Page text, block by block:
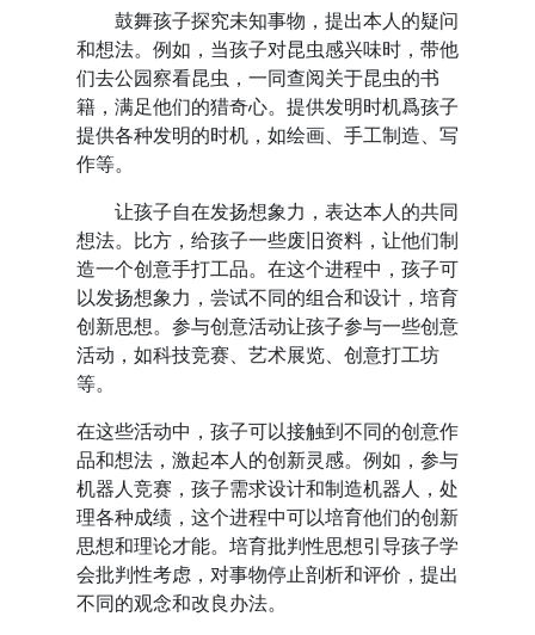
鼓舞孩子探究未知事物，提出本人的疑问
和想法。例如，当孩子对昆虫感兴味时，带他
们去公园察看昆虫，一同查阅关于昆虫的书
籍，满足他们的猎奇心。提供发明时机爲孩子
提供各种发明的时机，如绘画、手工制造、写
作等。
让孩子自在发扬想象力，表达本人的共同
想法。比方，给孩子一些废旧资料，让他们制
造一个创意手打工品。在这个进程中，孩子可
以发扬想象力，尝试不同的组合和设计，培育
创新思想。参与创意活动让孩子参与一些创意
活动，如科技竞赛、艺术展览、创意打工坊
等。
在这些活动中，孩子可以接触到不同的创意作
品和想法，激起本人的创新灵感。例如，参与
机器人竞赛，孩子需求设计和制造机器人，处
理各种成绩，这个进程中可以培育他们的创新
思想和理论才能。培育批判性思想引导孩子学
会批判性考虑，对事物停止剖析和评价，提出
不同的观念和改良办法。